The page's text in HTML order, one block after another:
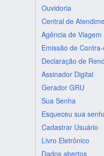
Ouvidoria
Central de
Agência de Viagem
Emissão de
Declaração de
Assinador Digital
Gerador GRU
Sua Senha
Esqueceu sua
Cadastrar Usuário
Livro Eletrônico
Dados abertos